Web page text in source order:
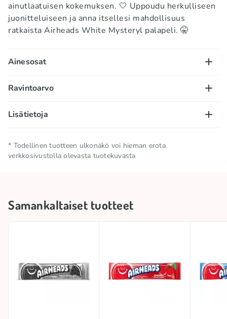
ainutlaatuisen kokemuksen. 🤍 Uppoudu herkulliseen
juonitteluiseen ja anna itsellesi mahdollisuus
ratkaista Airheads White Mysteryl palapeli. 🤫
Ainesosat
Sokeri, maissisiirappi, maltodekstriini, dekstroosi,
sitruunahappo (alle 2%), vesi, keinotekoiset aromit,
allure punainen AC, kirkas sininen FCF,
Ravintoarvo
100 g/ml:
96,1g, joista sokereita – 70,5g, proteiinit – 0g, suola
– 0g.
Lisätietoja
Nettomäärä 0.015 KG
Tuotemerkki AIRHEADS
* Todellinen tuotteen ulkonäkö voi hieman erota
verkkosivustolla olevasta tuotekuvasta
Samankaltaiset tuotteet